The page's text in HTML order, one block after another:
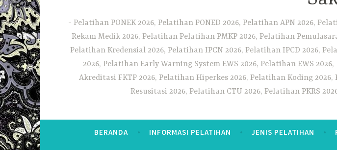
Pelatihan PONEK 2026, Pelatihan PONED 2026, Pelatihan APN 2026,
Rekam Medik 2026, Pelatihan Pelatihan PMKP 2026, Pelatihan
Pelatihan Kredensial 2026, Pelatihan IPCN 2026, Pelatihan IPCD 2026,
2026, Pelatihan Early Warning System EWS 2026, Pelatihan EWS
Akreditasi FKTP 2026, Pelatihan Hiperkes 2026, Pelatihan Koding
Resusitasi 2026, Pelatihan CTU 2026, Pelatihan PKRS
BERANDA INFORMASI PELATIHAN JENIS PELATIHAN